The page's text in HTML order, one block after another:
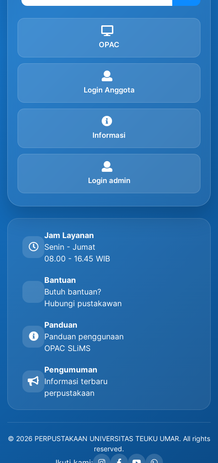
OPAC
Login Anggota
Informasi
Login admin
Jam Layanan
Senin - Jumat
08.00 - 16.45 WIB
Bantuan
Butuh bantuan?
Hubungi pustakawan
Panduan
Panduan penggunaan
OPAC SLiMS
Pengumuman
Informasi terbaru
perpustakaan
© 2026 PERPUSTAKAAN UNIVERSITAS TEUKU UMAR. All rights
reserved.